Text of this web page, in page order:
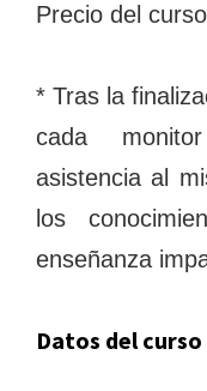
Precio del
* Tras la
cada
asistencia al
los
enseñanza
Datos del curso